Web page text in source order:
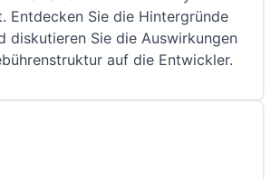
Entdecken Sie die Hintergründe
diskutieren Sie die Auswirkungen
auf die Entwickler.